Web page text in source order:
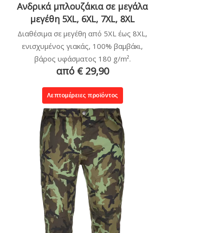
Ανδρικά μπλουζάκια σε μεγάλα
μεγέθη 5XL, 6XL, 7XL, 8XL
Διαθέσιμα σε μεγέθη από 5XL έως 8XL,
ενισχυμένος γιακάς, 100% βαμβάκι,
βάρος υφάσματος 180 g/m².
από € 29,90
Λεπτομέρειες προϊόντος